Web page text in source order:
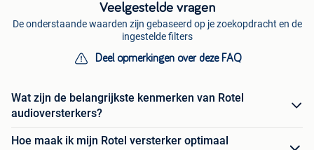
Veelgestelde vragen
De onderstaande waarden zijn gebaseerd op je zoekopdracht en de
ingestelde filters
Deel opmerkingen over deze FAQ
Wat zijn de belangrijkste kenmerken van Rotel
audioversterkers?
Hoe maak ik mijn Rotel versterker optimaal